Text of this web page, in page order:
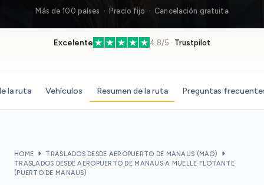
Más de 100 países · Precio fijo · Cancelación gratuita
Excelente 4.8/5 · Trustpilot
la ruta Vehículos Resumen de la ruta Preguntas
HOME
TRASLADOS DESDE AEROPUERTO DE MANAUS (MAO)
TRASLADOS DESDE AEROPUERTO DE MANAUS A MUELLE FLOTANTE
(PUERTO DE MANAUS)